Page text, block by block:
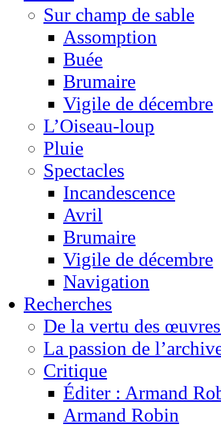
Sur champ de sable
Assomption
Buée
Brumaire
Vigile de décembre
L’Oiseau-loup
Pluie
Spectacles
Incandescence
Avril
Brumaire
Vigile de décembre
Navigation
Recherches
De la vertu des
La passion de
Critique
Éditer : Armand
Armand Robin